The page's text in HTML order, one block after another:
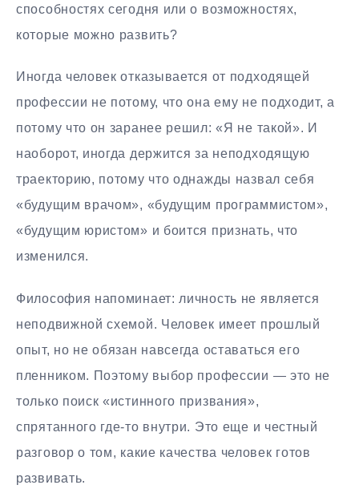
способностях сегодня или о возможностях,
которые можно развить?
Иногда человек отказывается от подходящей
профессии не потому, что она ему не подходит, а
потому что он заранее решил: «Я не такой». И
наоборот, иногда держится за неподходящую
траекторию, потому что однажды назвал себя
«будущим врачом», «будущим программистом»,
«будущим юристом» и боится признать, что
изменился.
Философия напоминает: личность не является
неподвижной схемой. Человек имеет прошлый
опыт, но не обязан навсегда оставаться его
пленником. Поэтому выбор профессии — это не
только поиск «истинного призвания»,
спрятанного где-то внутри. Это еще и честный
разговор о том, какие качества человек готов
развивать.